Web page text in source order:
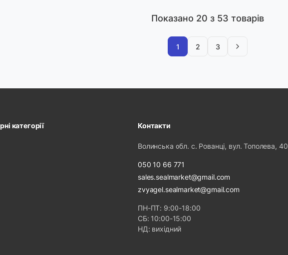
Показано 20 з 53 товарів
1 2 3
категорії Контакти
Волинська обл. с. Рованці, вул. Тополева, 40
050 10 66 771
sales.sealmarket@gmail.com
zvyagel.sealmarket@gmail.com
ПН-ПТ: 9:00-18:00
СБ: 10:00-15:00
НД: вихідний